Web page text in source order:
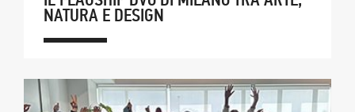
NATURA E DESIGN